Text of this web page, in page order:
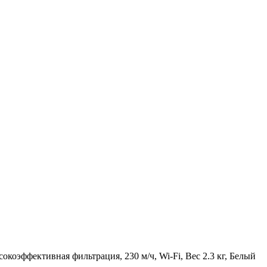
фильтрация, 230 м/ч, Wi-Fi, Вес 2.3 кг, Белый